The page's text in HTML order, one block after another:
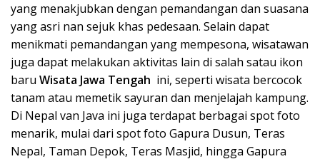
yang menakjubkan dengan pemandangan dan suasana
yang asri nan sejuk khas pedesaan. Selain dapat
menikmati pemandangan yang mempesona, wisatawan
juga dapat melakukan aktivitas lain di salah satau ikon
baru Wisata Jawa Tengah ini, seperti wisata bercocok
tanam atau memetik sayuran dan menjelajah kampung.
Di Nepal van Java ini juga terdapat berbagai spot foto
menarik, mulai dari spot foto Gapura Dusun, Teras
Nepal, Taman Depok, Teras Masjid, hingga Gapura